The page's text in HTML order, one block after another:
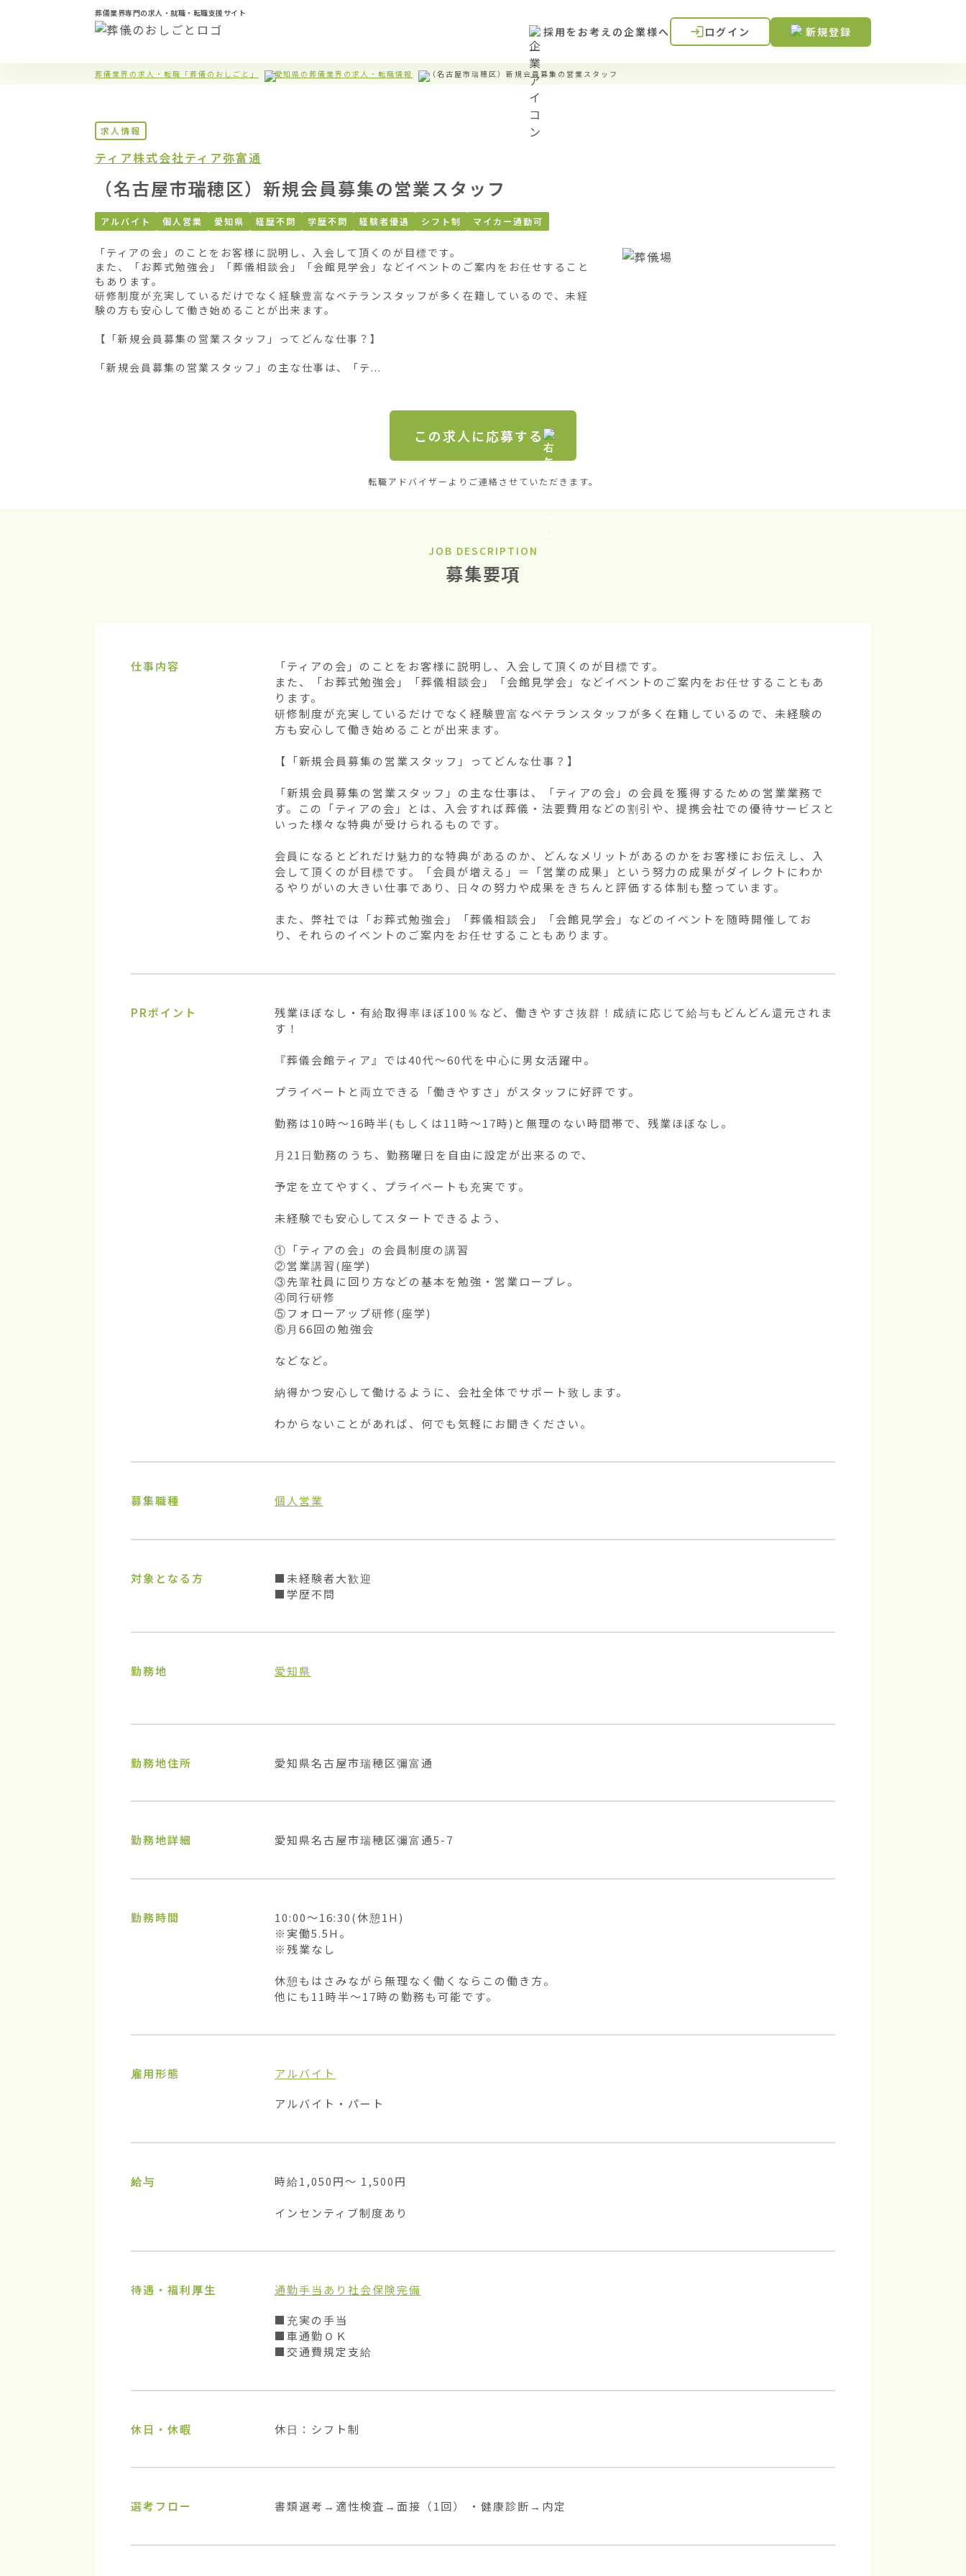
葬儀業界専門の求人・就職・転職支援サイト
採用をお考えの企業様へ ログイン 新規登録
葬儀業界の求人・転職「葬儀のおしごと」 愛知県の葬儀業界の求人・転職情報 （名古屋市瑞穂区）新規会員募集の営業スタッフ
求人情報
ティア株式会社ティア弥富通
（名古屋市瑞穂区）新規会員募集の営業スタッフ
アルバイト 個人営業 愛知県 経歴不問 学歴不問 経験者優遇 シフト制 マイカー通勤可
「ティアの会」のことをお客様に説明し、入会して頂くのが目標です。
また、「お葬式勉強会」「葬儀相談会」「会館見学会」などイベントのご案内をお任せすること
もあります。
研修制度が充実しているだけでなく経験豊富なベテランスタッフが多く在籍しているので、未経
験の方も安心して働き始めることが出来ます。
【「新規会員募集の営業スタッフ」ってどんな仕事？】
「新規会員募集の営業スタッフ」の主な仕事は、「テ...
この求人に応募する
転職アドバイザーよりご連絡させていただきます。
JOB DESCRIPTION
募集要項
仕事内容
「ティアの会」のことをお客様に説明し、入会して頂くのが目標です。
また、「お葬式勉強会」「葬儀相談会」「会館見学会」などイベントのご案内をお任せすることもあ
ります。
研修制度が充実しているだけでなく経験豊富なベテランスタッフが多く在籍しているので、未経験の
方も安心して働き始めることが出来ます。
【「新規会員募集の営業スタッフ」ってどんな仕事？】
「新規会員募集の営業スタッフ」の主な仕事は、「ティアの会」の会員を獲得するための営業業務で
す。この「ティアの会」とは、入会すれば葬儀・法要費用などの割引や、提携会社での優待サービスと
いった様々な特典が受けられるものです。
会員になるとどれだけ魅力的な特典があるのか、どんなメリットがあるのかをお客様にお伝えし、入
会して頂くのが目標です。「会員が増える」＝「営業の成果」という努力の成果がダイレクトにわか
るやりがいの大きい仕事であり、日々の努力や成果をきちんと評価する体制も整っています。
また、弊社では「お葬式勉強会」「葬儀相談会」「会館見学会」などのイベントを随時開催してお
り、それらのイベントのご案内をお任せすることもあります。
PRポイント
残業ほぼなし・有給取得率ほぼ100％など、働きやすさ抜群！成績に応じて給与もどんどん還元されま
す！
『葬儀会館ティア』では40代〜60代を中心に男女活躍中。
プライベートと両立できる「働きやすさ」がスタッフに好評です。
勤務は10時〜16時半(もしくは11時〜17時)と無理のない時間帯で、残業ほぼなし。
月21日勤務のうち、勤務曜日を自由に設定が出来るので、
予定を立てやすく、プライベートも充実です。
未経験でも安心してスタートできるよう、
①「ティアの会」の会員制度の講習
②営業講習(座学)
③先輩社員に回り方などの基本を勉強・営業ロープレ。
④同行研修
⑤フォローアップ研修(座学)
⑥月66回の勉強会
などなど。
納得かつ安心して働けるように、会社全体でサポート致します。
わからないことがあれば、何でも気軽にお聞きください。
募集職種 個人営業
対象となる方
■未経験者大歓迎
■学歴不問
勤務地 愛知県
勤務地住所 愛知県名古屋市瑞穂区彌富通
勤務地詳細 愛知県名古屋市瑞穂区彌富通5-7
勤務時間
10:00〜16:30(休憩1H)
※実働5.5H。
※残業なし
休憩もはさみながら無理なく働くならこの働き方。
他にも11時半〜17時の勤務も可能です。
雇用形態
アルバイト
アルバイト・パート
給与 時給1,050円〜 1,500円
インセンティブ制度あり
待遇・福利厚生 通勤手当あり 社会保険完備
■充実の手当
■車通勤ＯＫ
■交通費規定支給
休日・休暇 休日：シフト制
選考フロー 書類選考→適性検査→面接（1回） ・健康診断→内定